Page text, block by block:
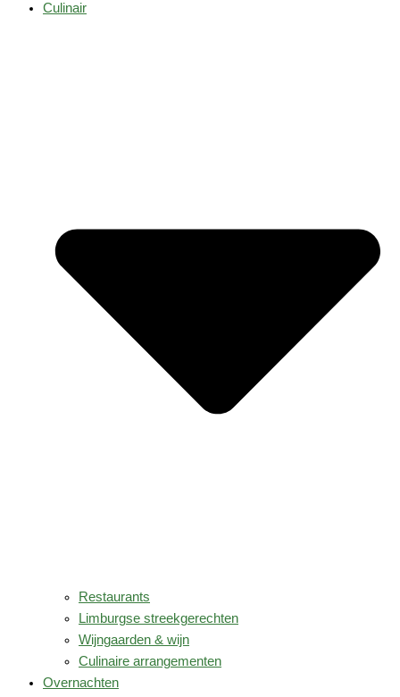
Culinair
Restaurants
Limburgse streekgerechten
Wijngaarden & wijn
Culinaire arrangementen
Overnachten